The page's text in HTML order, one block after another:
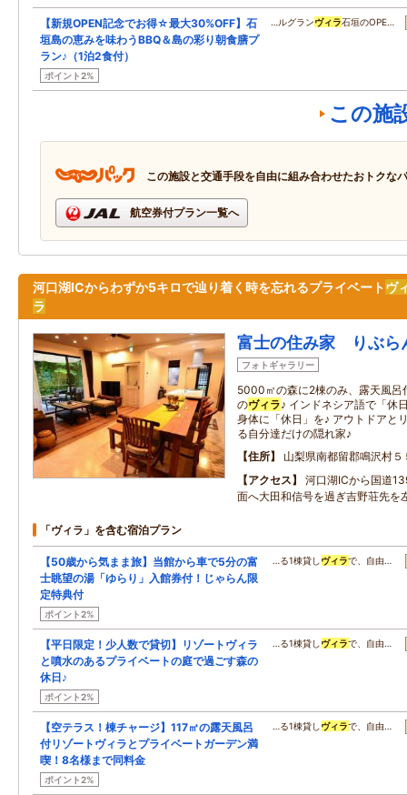
【新規OPEN記念でお得☆最大30%OFF】石
垣島の恵みを味わうBBQ＆島の彩り朝食膳プ
ラン♪（1泊2食付）
ポイント2%
…ルグランヴィラ石垣のOPE…
この施
この施設と交通手段を自由に組み合わせたおトクな
航空券付プラン一覧へ
河口湖ICからわずか5キロで辿り着く時を忘れるプライベートヴ
ラ
富士の住み家 りぶら
フォトギャラリー
5000㎡の森に2棟のみ、露天風呂
のヴィラ♪ インドネシア語で「休
身体に「休日」を♪ アウトドアと
る自分達だけの隠れ家♪
住所
山梨県南都留郡鳴沢村５
アクセス
河口湖ICから国道
面へ大田和信号を過ぎ吉野荘先を
「ヴィラ」を含む宿泊プラン
【50歳から気まま旅】当館から車で5分の富
士眺望の湯「ゆらり」入館券付！じゃらん限
定特典付
ポイント2%
…る1棟貸し ヴィラで、自由…
【平日限定！少人数で貸切】リゾートヴィラ
と噴水のあるプライベートの庭で過ごす森の
休日♪
ポイント2%
…る1棟貸し ヴィラで、自由…
【空テラス！棟チャージ】117㎡の露天風呂
付リゾートヴィラとプライベートガーデン満
喫！8名様まで同料金
ポイント2%
…る1棟貸し ヴィラで、自由…